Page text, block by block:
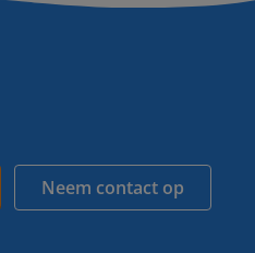
Neem contact op